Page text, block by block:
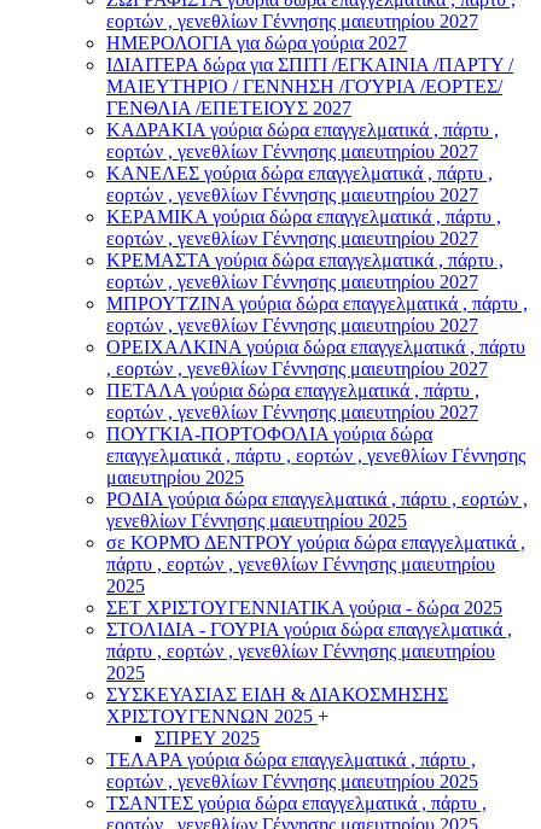
εορτών , γενεθλίων Γέννησης μαιευτηρίου 2027
ΗΜΕΡΟΛΟΓΙΑ για δώρα γούρια 2027
ΙΔΙΑΙΤΕΡΑ δώρα για ΣΠΙΤΙ /ΕΓΚΑΙΝΙΑ /ΠΑΡΤΥ /
ΜΑΙΕΥΤΗΡΙΟ / ΓΕΝΝΗΣΗ /ΓΟΎΡΙΑ /ΕΟΡΤΕΣ/
ΓΕΝΘΛΙΑ /ΕΠΕΤΕΙΟΥΣ 2027
ΚΑΔΡΑΚΙΑ γούρια δώρα επαγγελματικά , πάρτυ ,
εορτών , γενεθλίων Γέννησης μαιευτηρίου 2027
ΚΑΝΕΛΕΣ γούρια δώρα επαγγελματικά , πάρτυ ,
εορτών , γενεθλίων Γέννησης μαιευτηρίου 2027
ΚΕΡΑΜΙΚΑ γούρια δώρα επαγγελματικά , πάρτυ ,
εορτών , γενεθλίων Γέννησης μαιευτηρίου 2027
ΚΡΕΜΑΣΤΑ γούρια δώρα επαγγελματικά , πάρτυ ,
εορτών , γενεθλίων Γέννησης μαιευτηρίου 2027
ΜΠΡΟΥΤΖΙΝΑ γούρια δώρα επαγγελματικά , πάρτυ ,
εορτών , γενεθλίων Γέννησης μαιευτηρίου 2027
ΟΡΕΙΧΑΛΚΙΝΑ γούρια δώρα επαγγελματικά , πάρτυ
, εορτών , γενεθλίων Γέννησης μαιευτηρίου 2027
ΠΕΤΑΛΑ γούρια δώρα επαγγελματικά , πάρτυ ,
εορτών , γενεθλίων Γέννησης μαιευτηρίου 2027
ΠΟΥΓΚΙΑ-ΠΟΡΤΟΦΟΛΙΑ γούρια δώρα
επαγγελματικά , πάρτυ , εορτών , γενεθλίων Γέννησης
μαιευτηρίου 2025
ΡΟΔΙΑ γούρια δώρα επαγγελματικά , πάρτυ , εορτών ,
γενεθλίων Γέννησης μαιευτηρίου 2025
σε ΚΟΡΜΌ ΔΕΝΤΡΟΥ γούρια δώρα επαγγελματικά ,
πάρτυ , εορτών , γενεθλίων Γέννησης μαιευτηρίου
2025
ΣΕΤ ΧΡΙΣΤΟΥΓΕΝΝΙΑΤΙΚΑ γούρια - δώρα 2025
ΣΤΟΛΙΔΙΑ - ΓΟΥΡΙΑ γούρια δώρα επαγγελματικά ,
πάρτυ , εορτών , γενεθλίων Γέννησης μαιευτηρίου
2025
ΣΥΣΚΕΥΑΣΙΑΣ ΕΙΔΗ & ΔΙΑΚΟΣΜΗΣΗΣ
ΧΡΙΣΤΟΥΓΕΝΝΩΝ 2025 +
ΣΠΡΕΥ 2025
ΤΕΛΑΡΑ γούρια δώρα επαγγελματικά , πάρτυ ,
εορτών , γενεθλίων Γέννησης μαιευτηρίου 2025
ΤΣΑΝΤΕΣ γούρια δώρα επαγγελματικά , πάρτυ ,
εορτών , γενεθλίων Γέννησης μαιευτηρίου 2025